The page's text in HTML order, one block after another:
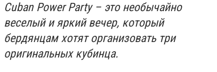
Cuban Power Party – это необычайно
веселый и яркий вечер, который
бердянцам хотят организовать три
оригинальных кубинца.